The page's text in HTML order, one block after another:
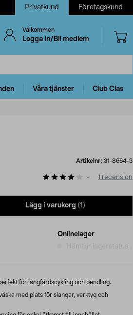
Privatkund Företagskund
Välkommen
Logga in/Bli medlem
Våra tjänster Club Clas
Artikelnr: 31-8664-3
1 recension
Lägg i varukorg (1)
Onlinelager
för långfärdscykling och pendling.
med plats för slangar, verktyg och